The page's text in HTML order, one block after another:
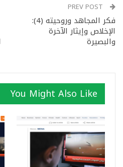
فكر المجاهد وروحيته (4):
الإخلاص وإيثار الآخرة
والبصيرة
You Might Also Like